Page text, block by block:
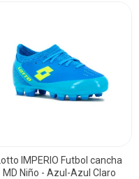
Lotto IMPERIO Futbol cancha
MD Niño - Azul-Azul Claro